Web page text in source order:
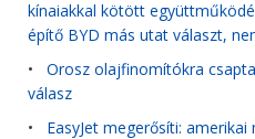
kínaiakkal kötött
építő BYD más utat választ,
• Orosz olajfinomítókra
válasz
• EasyJet megerősíti: